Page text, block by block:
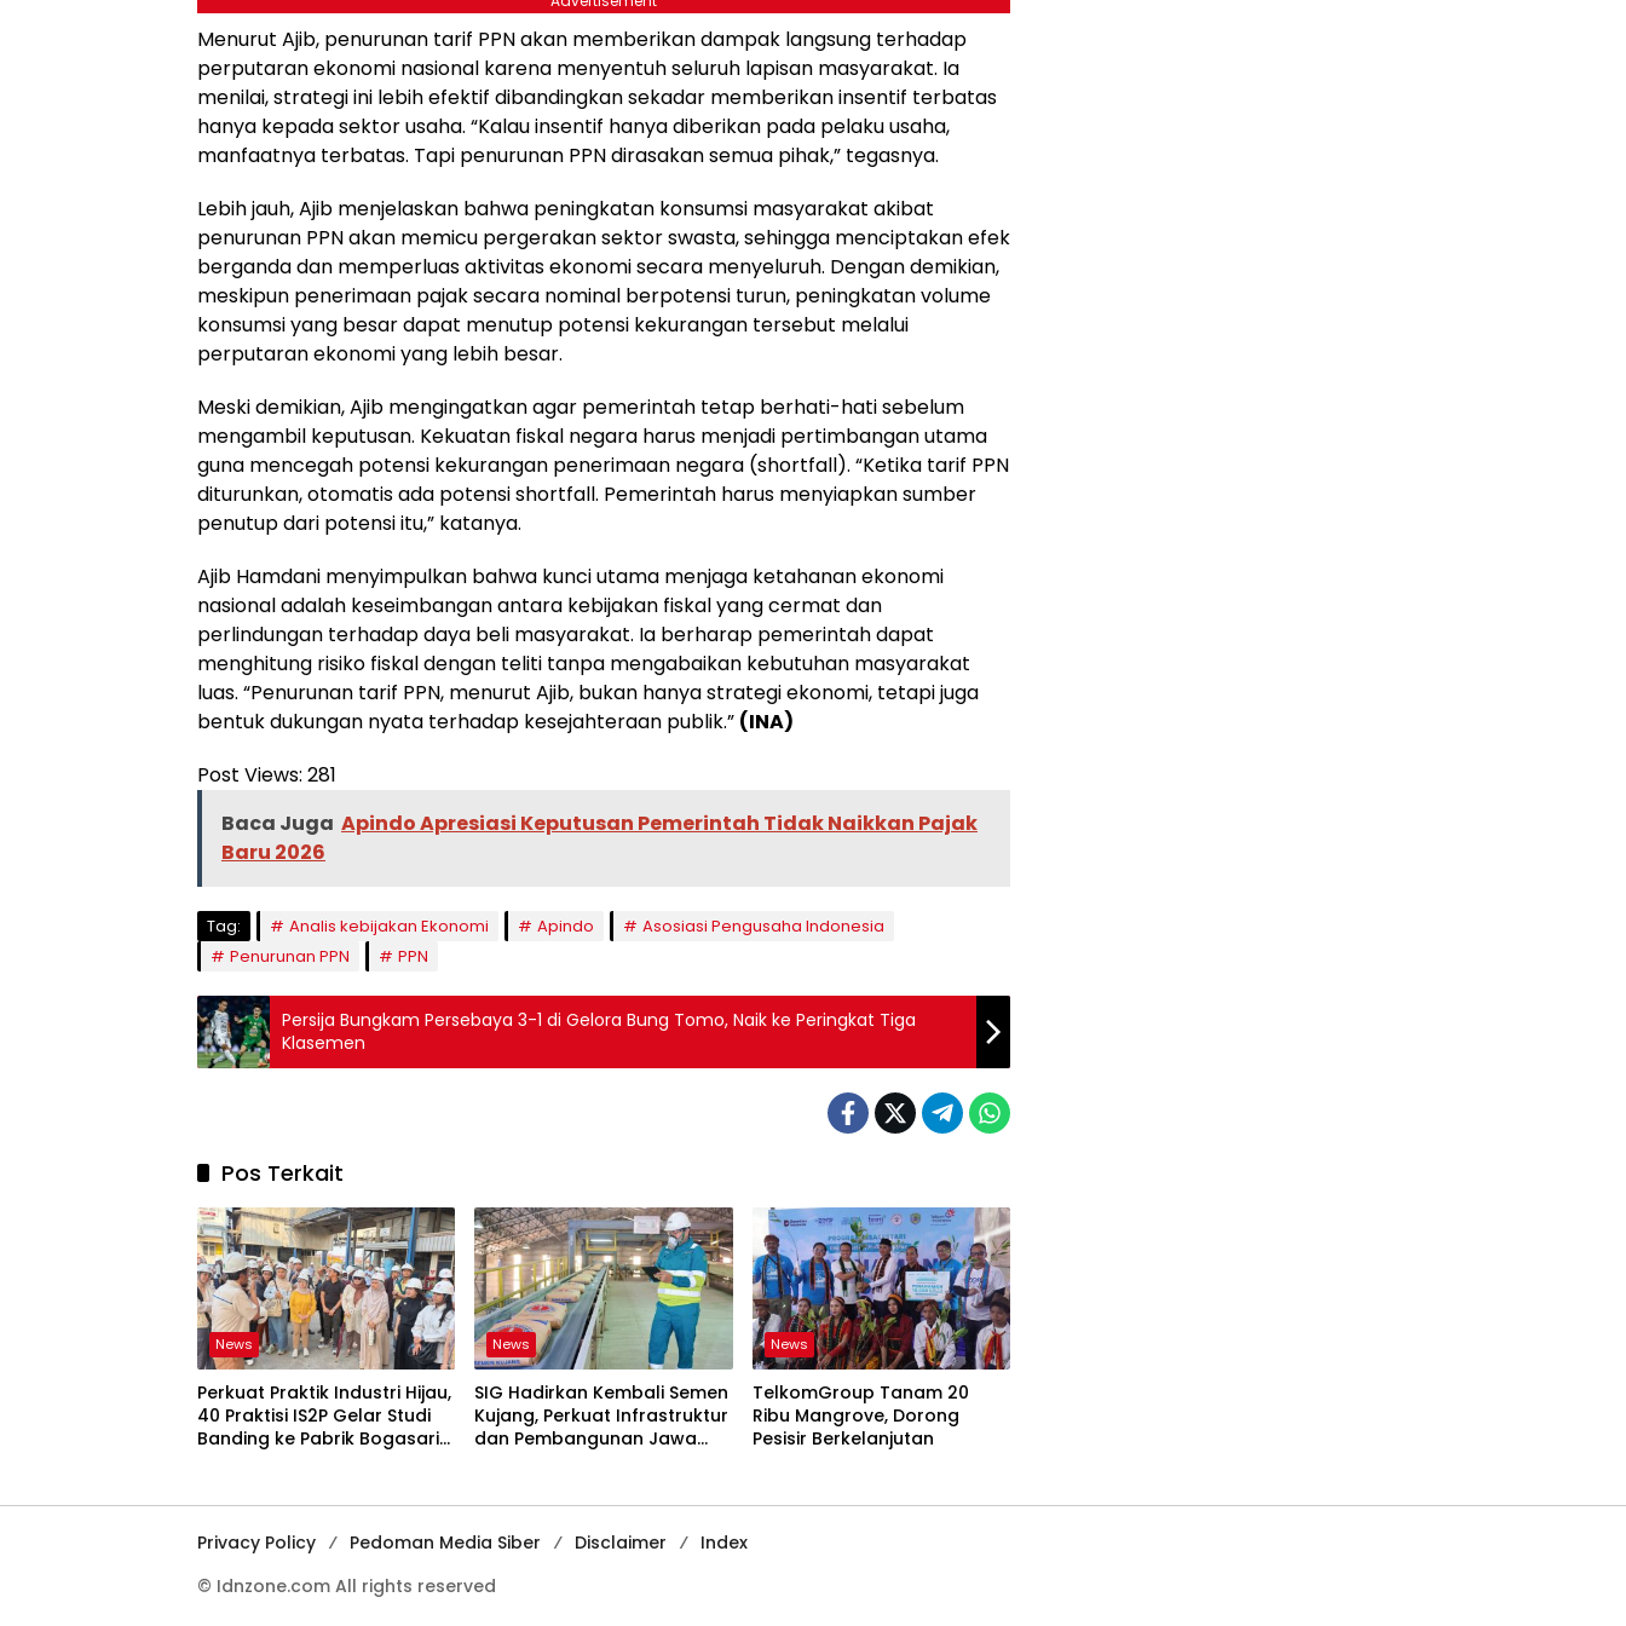
Menurut Ajib, penurunan tarif PPN akan memberikan dampak langsung terhadap
perputaran ekonomi nasional karena menyentuh seluruh lapisan masyarakat. Ia
menilai, strategi ini lebih efektif dibandingkan sekadar memberikan insentif terbatas
hanya kepada sektor usaha. “Kalau insentif hanya diberikan pada pelaku usaha,
manfaatnya terbatas. Tapi penurunan PPN dirasakan semua pihak,” tegasnya.
Lebih jauh, Ajib menjelaskan bahwa peningkatan konsumsi masyarakat akibat
penurunan PPN akan memicu pergerakan sektor swasta, sehingga menciptakan efek
berganda dan memperluas aktivitas ekonomi secara menyeluruh. Dengan demikian,
meskipun penerimaan pajak secara nominal berpotensi turun, peningkatan volume
konsumsi yang besar dapat menutup potensi kekurangan tersebut melalui
perputaran ekonomi yang lebih besar.
Meski demikian, Ajib mengingatkan agar pemerintah tetap berhati-hati sebelum
mengambil keputusan. Kekuatan fiskal negara harus menjadi pertimbangan utama
guna mencegah potensi kekurangan penerimaan negara (shortfall). “Ketika tarif PPN
diturunkan, otomatis ada potensi shortfall. Pemerintah harus menyiapkan sumber
penutup dari potensi itu,” katanya.
Ajib Hamdani menyimpulkan bahwa kunci utama menjaga ketahanan ekonomi
nasional adalah keseimbangan antara kebijakan fiskal yang cermat dan
perlindungan terhadap daya beli masyarakat. Ia berharap pemerintah dapat
menghitung risiko fiskal dengan teliti tanpa mengabaikan kebutuhan masyarakat
luas. “Penurunan tarif PPN, menurut Ajib, bukan hanya strategi ekonomi, tetapi juga
bentuk dukungan nyata terhadap kesejahteraan publik.” (INA)
Post Views: 281
Baca Juga Apindo Apresiasi Keputusan Pemerintah Tidak Naikkan Pajak
Baru 2026
Tag: Analis kebijakan Ekonomi Apindo
Asosiasi Pengusaha Indonesia
Penurunan PPN
PPN
Persija Bungkam Persebaya 3-1 di Gelora Bung Tomo, Naik ke Peringkat Tiga
Klasemen
Pos Terkait
News
Perkuat Praktik Industri Hijau,
40 Praktisi IS2P Gelar Studi
Banding ke Pabrik Bogasari
News
SIG Hadirkan Kembali Semen
Kujang, Perkuat Infrastruktur
dan Pembangunan Jawa
News
TelkomGroup Tanam 20
Ribu Mangrove, Dorong
Pesisir Berkelanjutan
Privacy Policy Pedoman Media Siber Disclaimer
Index
© Idnzone.com All rights reserved